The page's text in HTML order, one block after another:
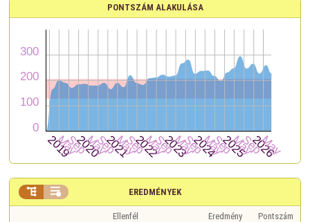
PONTSZÁM ALAKULÁSA
EREDMÉNYEK
 
Ellenfél Eredmény
Pontszám